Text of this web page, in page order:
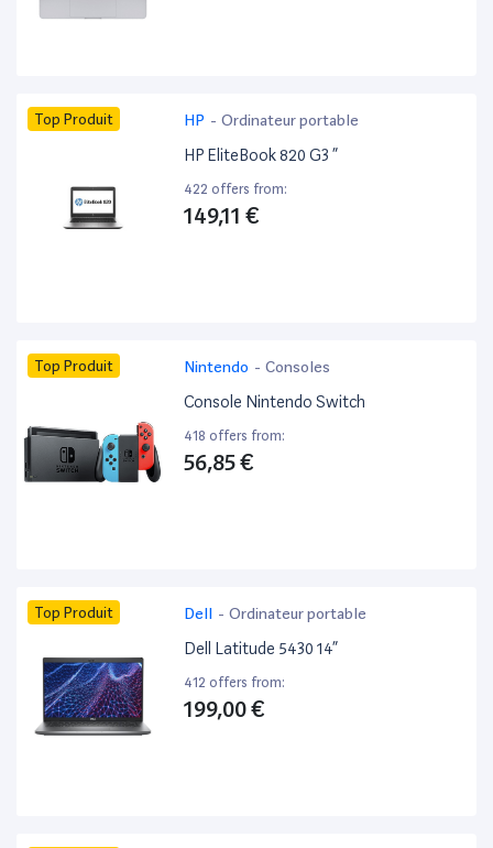
Top Produit HP - Ordinateur portable
HP EliteBook 820 G3 ”
422 offers from:
149,11 €
Top Produit Nintendo - Consoles
Console Nintendo Switch
418 offers from:
56,85 €
Top Produit Dell - Ordinateur portable
Dell Latitude 5430 14”
412 offers from:
199,00 €